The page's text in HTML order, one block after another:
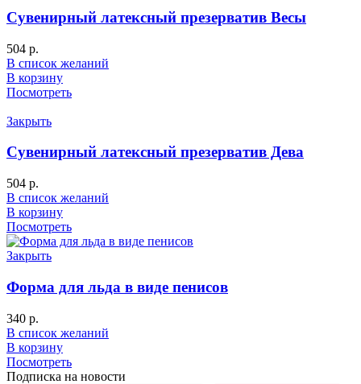
Сувенирный латексный презерватив Весы
504 р.
В список желаний
В корзину
Посмотреть
Закрыть
Сувенирный латексный презерватив Дева
504 р.
В список желаний
В корзину
Посмотреть
Закрыть
Форма для льда в виде пенисов
340 р.
В список желаний
В корзину
Посмотреть
Подписка на новости